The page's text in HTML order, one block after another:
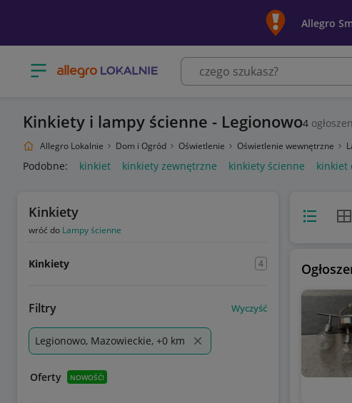
Allegro
Otwórz menu z kategoriami
Kinkiety i lampy ścienne - Legionowo4
Allegro Lokalnie Dom i Ogród Oświetlenie Oświetlenie wewnętrzne
Podobne: kinkiet kinkiety zewnętrzne kinkiety ścienne kinkiet
Kinkiety
wróć do Lampy ścienne
Kinkiety 4
Filtry Wyczyść
Legionowo, Mazowieckie, +0 km
Oferty NOWOŚĆ!
Widok listy